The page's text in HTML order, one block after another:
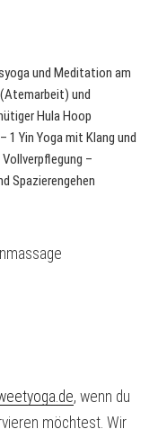
und Meditation am
und
Hula Hoop
Yin Yoga mit Klang und
–
Spazierengehen
, wenn du
möchtest. Wir